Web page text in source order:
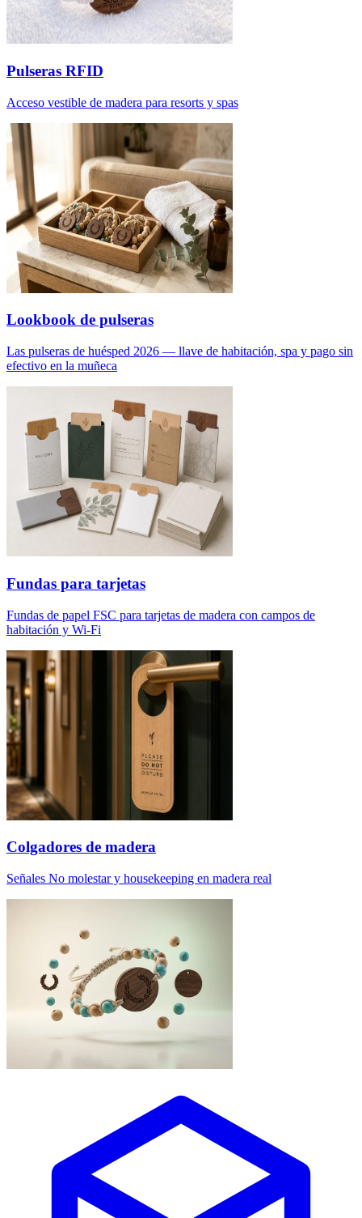
Pulseras RFID
Acceso vestible de madera para resorts y spas
Lookbook de pulseras
Las pulseras de huésped 2026 — llave de habitación, spa y pago sin
efectivo en la muñeca
Fundas para tarjetas
Fundas de papel FSC para tarjetas de madera con campos de
habitación y Wi-Fi
Colgadores de madera
Señales No molestar y housekeeping en madera real